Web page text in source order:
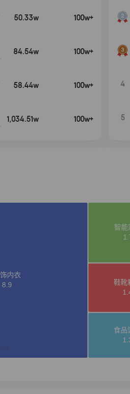
50.33w 100w+
84.54w 100w+
58.44w 100w+
1,034.51w 100w+
4
5